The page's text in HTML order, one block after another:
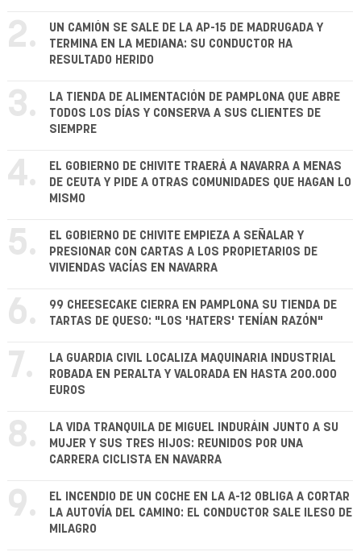
2.
UN CAMIÓN SE SALE DE LA AP-15 DE MADRUGADA Y
TERMINA EN LA MEDIANA: SU CONDUCTOR HA
RESULTADO HERIDO
3.
LA TIENDA DE ALIMENTACIÓN DE PAMPLONA QUE ABRE
TODOS LOS DÍAS Y CONSERVA A SUS CLIENTES DE
SIEMPRE
4.
EL GOBIERNO DE CHIVITE TRAERÁ A NAVARRA A MENAS
DE CEUTA Y PIDE A OTRAS COMUNIDADES QUE HAGAN LO
MISMO
5.
EL GOBIERNO DE CHIVITE EMPIEZA A SEÑALAR Y
PRESIONAR CON CARTAS A LOS PROPIETARIOS DE
VIVIENDAS VACÍAS EN NAVARRA
6.
99 CHEESECAKE CIERRA EN PAMPLONA SU TIENDA DE
TARTAS DE QUESO: "LOS 'HATERS' TENÍAN RAZÓN"
7.
LA GUARDIA CIVIL LOCALIZA MAQUINARIA INDUSTRIAL
ROBADA EN PERALTA Y VALORADA EN HASTA 200.000
EUROS
8.
LA VIDA TRANQUILA DE MIGUEL INDURÁIN JUNTO A SU
MUJER Y SUS TRES HIJOS: REUNIDOS POR UNA
CARRERA CICLISTA EN NAVARRA
9.
EL INCENDIO DE UN COCHE EN LA A-12 OBLIGA A CORTAR
LA AUTOVÍA DEL CAMINO: EL CONDUCTOR SALE ILESO DE
MILAGRO